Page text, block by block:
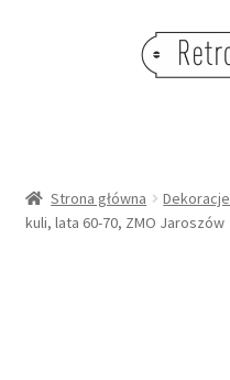
OBRAZY
Strona główna Dekoracje
kuli, lata 60-70, ZMO Jaroszów